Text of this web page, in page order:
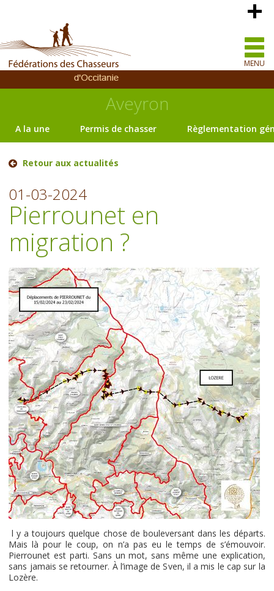
MENU
Aveyron
A la une Permis de chasser Règlementation
Retour aux actualités
01-03-2024
Pierrounet en
migration ?
l y a toujours quelque chose de bouleversant dans les départs.
Mais là pour le coup, on n’a pas eu le temps de s’émouvoir.
Pierrounet est parti. Sans un mot, sans même une explication,
sans jamais se retourner. À l’image de Sven, il a mis le cap sur la
Lozère.